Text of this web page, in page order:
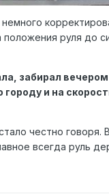
руля до
забирал
и на
честно
всегда руль